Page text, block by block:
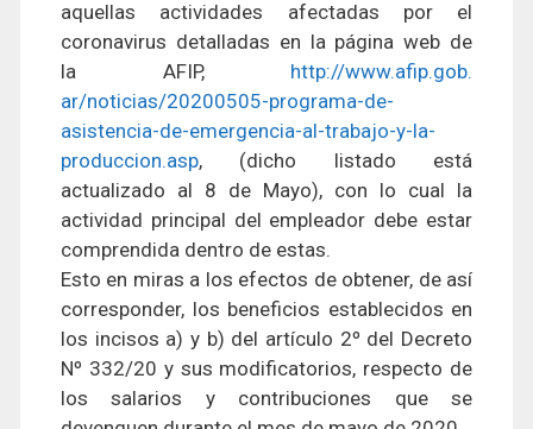
aquellas actividades afectadas por el
coronavirus detalladas en la página web de
la AFIP, http://www.afip.gob.
ar/noticias/20200505-programa-de-
asistencia-de-emergencia-al-trabajo-y-la-
produccion.asp, (dicho listado está
actualizado al 8 de Mayo), con lo cual la
actividad principal del empleador debe estar
comprendida dentro de estas.
Esto en miras a los efectos de obtener, de así
corresponder, los beneficios establecidos en
los incisos a) y b) del artículo 2º del Decreto
Nº 332/20 y sus modificatorios, respecto de
los salarios y contribuciones que se